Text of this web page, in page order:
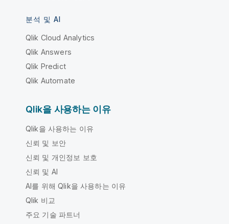
분석 및 AI
Qlik Cloud Analytics
Qlik Answers
Qlik Predict
Qlik Automate
Qlik을 사용하는 이유
Qlik을 사용하는 이유
신뢰 및 보안
신뢰 및 개인정보 보호
신뢰 및 AI
AI를 위해 Qlik을 사용하는 이유
Qlik 비교
주요 기술 파트너